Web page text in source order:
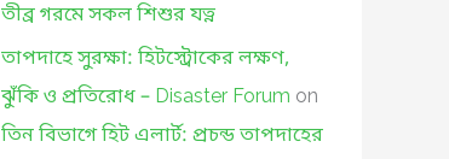
তীব্র গরমে সকল শিশুর যত্ন
তাপদাহে সুরক্ষা: হিটস্ট্রোকের লক্ষণ,
ঝুঁকি ও প্রতিরোধ – Disaster Forum on
তিন বিভাগে হিট এলার্ট: প্রচন্ড তাপদাহের